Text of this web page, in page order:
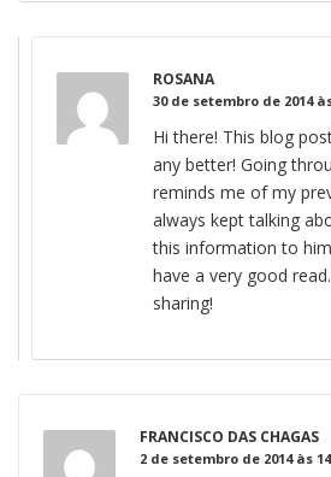
ROSANA
30 de setembro de 2014
Hi there! This blog
any better! Going
reminds me of my
always kept talking
this information to
have a very good
sharing!
FRANCISCO DAS CHAGAS
2 de setembro de 2014 às